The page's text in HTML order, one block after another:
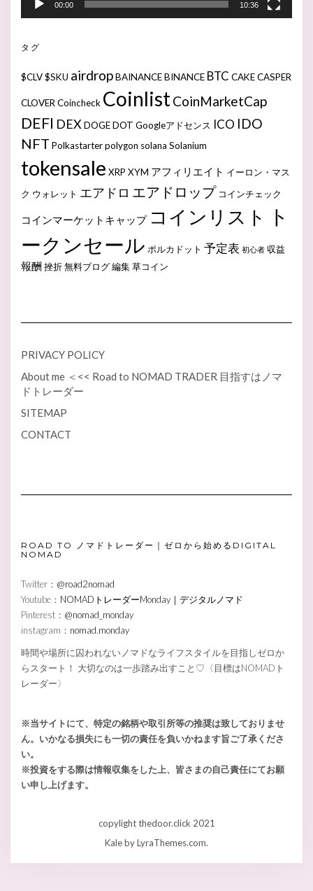
00:00 10:36
タグ
$CLV$SKU airdropBAINANCEBINANCE BTC CAKECASPER
CLOVERCoincheck CoinlistCoinMarketCap
DEFI DEX DOGEDOT Googleアドセンス ICO IDO
NFT Polkastarterpolygon solana Solanium
tokensale XRP XYM アフィリエイト イーロン・マス
ク ウォレット エアドロ エアドロップ コインチェック
コインマーケットキャップ コインリスト
ト
ークンセール ポルカドット 予定表 初心者 収益
報酬 挫折無料ブログ編集草コイン
PRIVACY POLICY
About me ＜<< Road to NOMAD TRADER 目指すはノマ
ドトレーダー
SITEMAP
CONTACT
ROAD TO ノマドトレーダー｜ゼロから始めるDIGITAL
NOMAD
Twitter： @road2nomad
Youtube： NOMADトレーダーMonday｜デジタルノマド
Pinterest： @nomad_monday
instagram： nomad.monday
時間や場所に囚われないノマドなライフスタイルを目指しゼロか
らスタート！ 大切なのは一歩踏み出すこと♡〈目標はNOMADト
レーダー〉
※当サイトにて、特定の銘柄や取引所等の推奨は致しておりませ
ん。いかなる損失にも一切の責任を負いかねます旨ご了承くださ
い。
※投資をする際は情報収集をした上、皆さまの自己責任にてお願
い申し上げます。
copylight thedoor.click 2021
Kaleby LyraThemes.com.